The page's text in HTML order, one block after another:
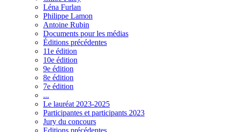
Léna Furlan
Philippe Lamon
Antoine Rubin
Documents pour les médias
Éditions précédentes
11e édition
10e édition
9e édition
8e édition
7e édition
...
Le lauréat 2023-2025
Participantes et participants 2023
Jury du concours
Editions précédentes